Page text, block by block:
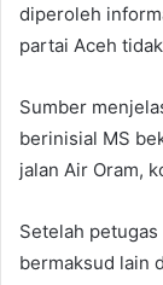
diperoleh
partai Aceh
Sumber
berinisial MS
jalan Air Oram,
Setelah
bermaksud lain